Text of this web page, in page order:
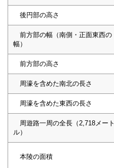
後円部の高さ
前方部の幅（南側・正面東西の
幅）
前方部の高さ
周濠を含めた南北の長さ
周濠を含めた東西の長さ
周遊路一周の全長（2,718メート
ル）
本陵の面積